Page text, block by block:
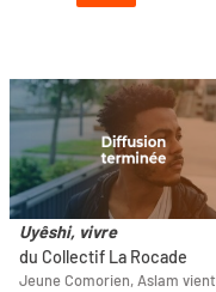
Uyêshi, vivre
du Collectif La Rocade
Jeune Comorien, Aslam vient